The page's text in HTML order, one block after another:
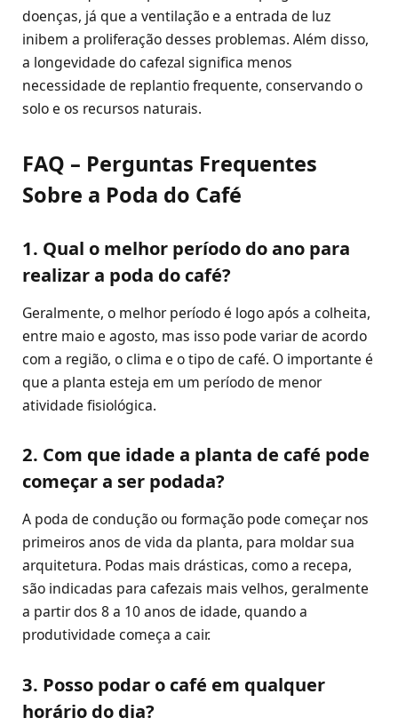
doenças, já que a ventilação e a entrada de luz
inibem a proliferação desses problemas. Além disso,
a longevidade do cafezal significa menos
necessidade de replantio frequente, conservando o
solo e os recursos naturais.
FAQ – Perguntas Frequentes
Sobre a Poda do Café
1. Qual o melhor período do ano para
realizar a poda do café?
Geralmente, o melhor período é logo após a colheita,
entre maio e agosto, mas isso pode variar de acordo
com a região, o clima e o tipo de café. O importante é
que a planta esteja em um período de menor
atividade fisiológica.
2. Com que idade a planta de café pode
começar a ser podada?
A poda de condução ou formação pode começar nos
primeiros anos de vida da planta, para moldar sua
arquitetura. Podas mais drásticas, como a recepa,
são indicadas para cafezais mais velhos, geralmente
a partir dos 8 a 10 anos de idade, quando a
produtividade começa a cair.
3. Posso podar o café em qualquer
horário do dia?